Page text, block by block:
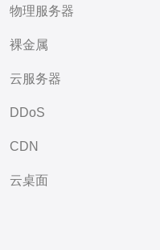
物理服务器
裸金属
云服务器
DDoS
CDN
云桌面